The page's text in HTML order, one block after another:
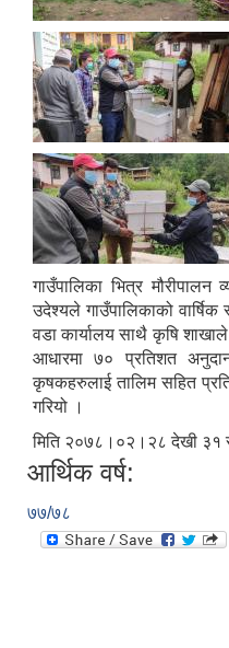
गाउँपालिका भित्र मौरीपालन
उदेश्यले गाउँपालिकाको
वडा कार्यालय साथै कृषि
आधारमा ७० प्रतिशत
कृषकहरुलाई तालिम सहित
गरियो ।
मिति २०७८।०२।२८ देखी ३१
आर्थिक वर्ष:
७७/७८